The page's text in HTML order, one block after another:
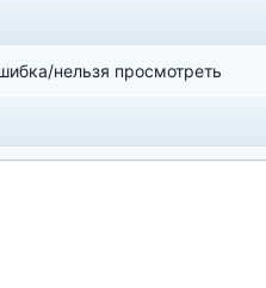
нельзя просмотреть